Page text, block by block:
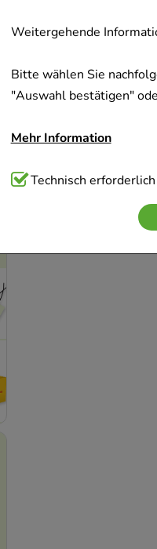
Weitergehende
Bitte wählen Sie
"Auswahl bestätigen"
Mehr Information
Technisch Notwendig:
Website notwendig sind
verzichtet werden kann.
Technisch erforderlich